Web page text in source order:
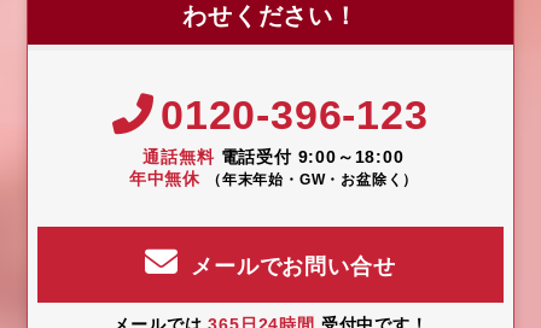
わせください！
0120-396-123
通話無料 電話受付 9:00～18:00
年中無休
（年末年始・GW・お盆除く）
メールでお問い合せ